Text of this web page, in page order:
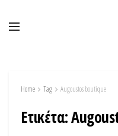
Home Tag Augoustos boutique
Ετικέτα: